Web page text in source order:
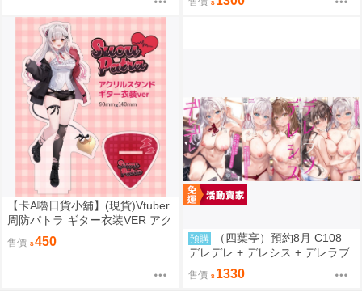
【卡A嚕日貨小舖】(現貨)Vtuber
周防パトラ ギター衣装VER アク
リルスタンド 壓克力立牌
售價 450 預購
（四葉亭）預約8月 C108
デレデレ + デレシス + デレラブ
3冊套組 附資料夾 Yan-Yam
售價 1330